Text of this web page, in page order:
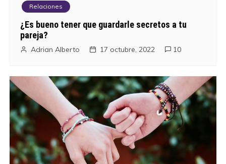
e
e
n
t
Relaciones
¿Es bueno tener que guardarle secretos a tu
pareja?
Adrian Alberto 17 octubre, 2022 10